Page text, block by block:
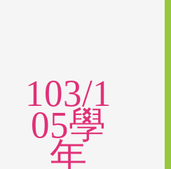
103/1
05學
年